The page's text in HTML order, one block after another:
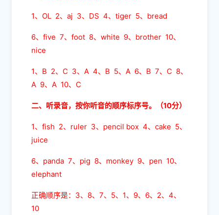
1、OL 2、aj 3、DS 4、tiger 5、bread
6、five 7、foot 8、white 9、brother 10、
nice
1、B 2、C 3、A 4、B 5、A 6、B 7、C 8、
A 9、A 10、C
二、听录音，按你听音的顺序标序号。（10分）
1、fish 2、ruler 3、pencil box 4、cake 5、
juice
6、panda 7、pig 8、monkey 9、pen 10、
elephant
正确顺序是：3、8、7、5、1、9、6、2、4、
10